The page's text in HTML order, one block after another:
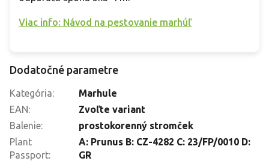
Viac info: Návod na pestovanie marhúľ
Dodatočné parametre
Kategória:
Marhule
EAN:
Zvoľte variant
Balenie:
prostokorenný stromček
Plant
Passport:
A: Prunus B: CZ-4282 C: 23/FP/0010 D:
GR